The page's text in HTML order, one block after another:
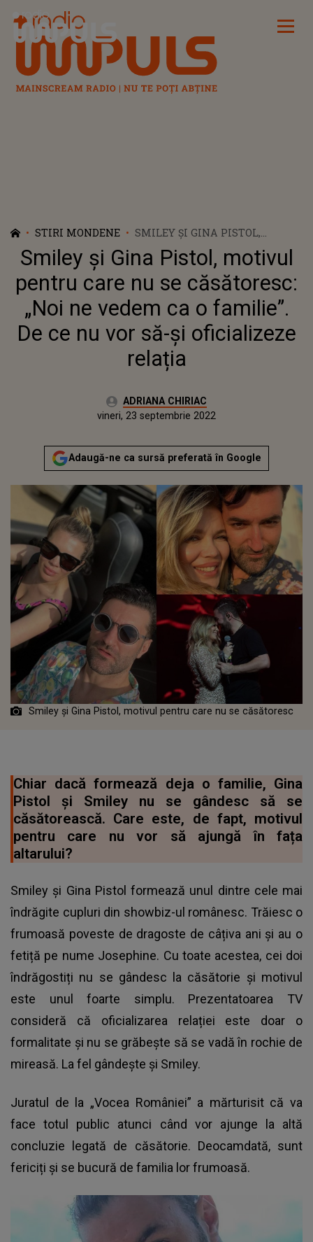
Radio Impuls
STIRI MONDENE
SMILEY ȘI GINA PISTOL,
MOTIVUL PENTRU CARE NU SE
CĂSĂTORESC: „NOI NE VEDEM
CA O FAMILIE”. DE CE NU VOR
SĂ-ȘI OFICIALIZEZE RELAȚIA
Smiley și Gina Pistol, motivul
pentru care nu se căsătoresc:
„Noi ne vedem ca o familie”.
De ce nu vor să-și oficializeze
relația
Autor:ADRIANA CHIRIAC
vineri, 23 septembrie 2022
Actualizat:
vineri, 23 septembrie 2022
Adaugă-ne ca sursă preferată în Google
Smiley și Gina Pistol, motivul pentru care nu se căsătoresc
Chiar dacă formează deja o familie, Gina
Pistol și Smiley nu se gândesc să se
căsătorească. Care este, de fapt, motivul
pentru care nu vor să ajungă în fața
altarului?
Smiley și Gina Pistol formează unul dintre cele mai
îndrăgite cupluri din showbiz-ul românesc. Trăiesc o
frumoasă poveste de dragoste de câțiva ani și au o
fetiță pe nume Josephine. Cu toate acestea, cei doi
îndrăgostiți nu se gândesc la căsătorie și motivul
este unul foarte simplu. Prezentatoarea TV
consideră că oficializarea relației este doar o
formalitate și nu se grăbește să se vadă în rochie de
mireasă. La fel gândește și Smiley.
Juratul de la „Vocea României” a mărturisit că va
face totul public atunci când vor ajunge la altă
concluzie legată de căsătorie. Deocamdată, sunt
fericiți și se bucură de familia lor frumoasă.